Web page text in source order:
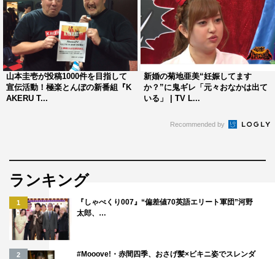
チャンネルURL：https://abema.tv/now-on-air/abema-news
『けやき坂アベニュー』
放送日時：2017年7月16日（日）昼12時～14時
放送チャンネル：AbemaNews
チャンネルURL：
https://abema.tv/now-on-air/abema-news
大川藍
山本圭壱が投稿1000件を目指して
宣伝活動！極楽とんぼの新番組『K
AKERU T...
新婚の菊地亜美“妊娠してます
か？”に鬼ギレ「元々おなかは出て
いる」 | TV L...
Recommended by
ランキング
1
『しゃべくり007』“偏差値70英語エリート軍団”河野
太郎、…
2
#Mooove!・赤間四季、おさげ髪×ビキニ姿でスレンダ